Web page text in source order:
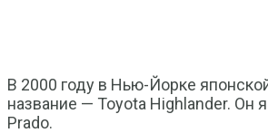
В 2000 году в Нью-Йорке
название — Toyota Highlander. Он
Prado.